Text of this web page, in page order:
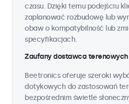
czasu. Dzięki temu podejściu
zaplanować rozbudowę lub
obaw o kompatybilność lub
specyfikacjach.
Zaufany dostawca
Beetronics oferuje szeroki
dotykowych do zastosowań
bezpośrednim świetle